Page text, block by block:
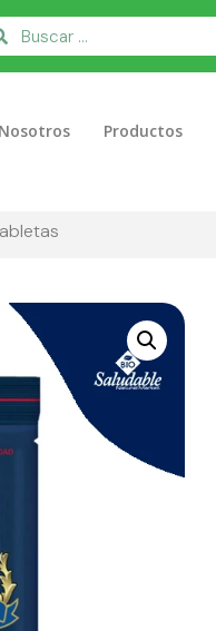
Nosotros Productos